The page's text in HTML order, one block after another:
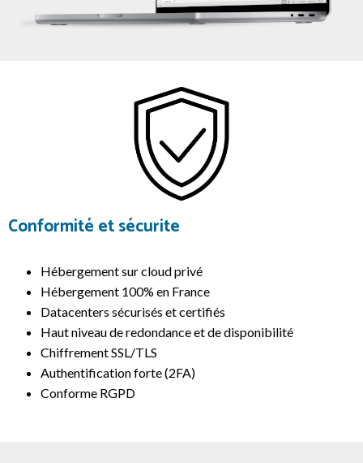
Conformité et sécurite
Hébergement sur cloud privé
Hébergement 100% en France
Datacenters sécurisés et certifiés
Haut niveau de redondance et de disponibilité
Chiffrement SSL/TLS
Authentification forte (2FA)
Conforme RGPD